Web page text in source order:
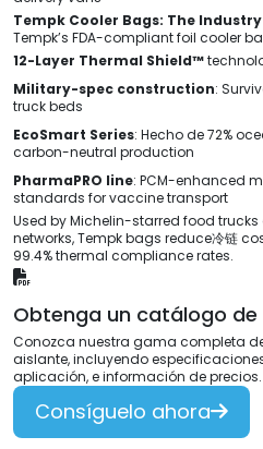
Tempk Cooler Bags: The
Tempk’s FDA-compliant foil cooler
12-Layer Thermal Shield™
Military-spec construction:
truck beds
EcoSmart Series: Hecho de 72%
carbon-neutral production
PharmaPRO line: PCM-enhanced
standards for vaccine transport
Used by Michelin-starred food trucks
networks,Tempk bags reduce冷链
99.4%thermal compliance rates.
Obtenga un catálogo
Conozca nuestra gama completa
aislante, incluyendo
aplicación, e información de precios.
Consíguelo ahora